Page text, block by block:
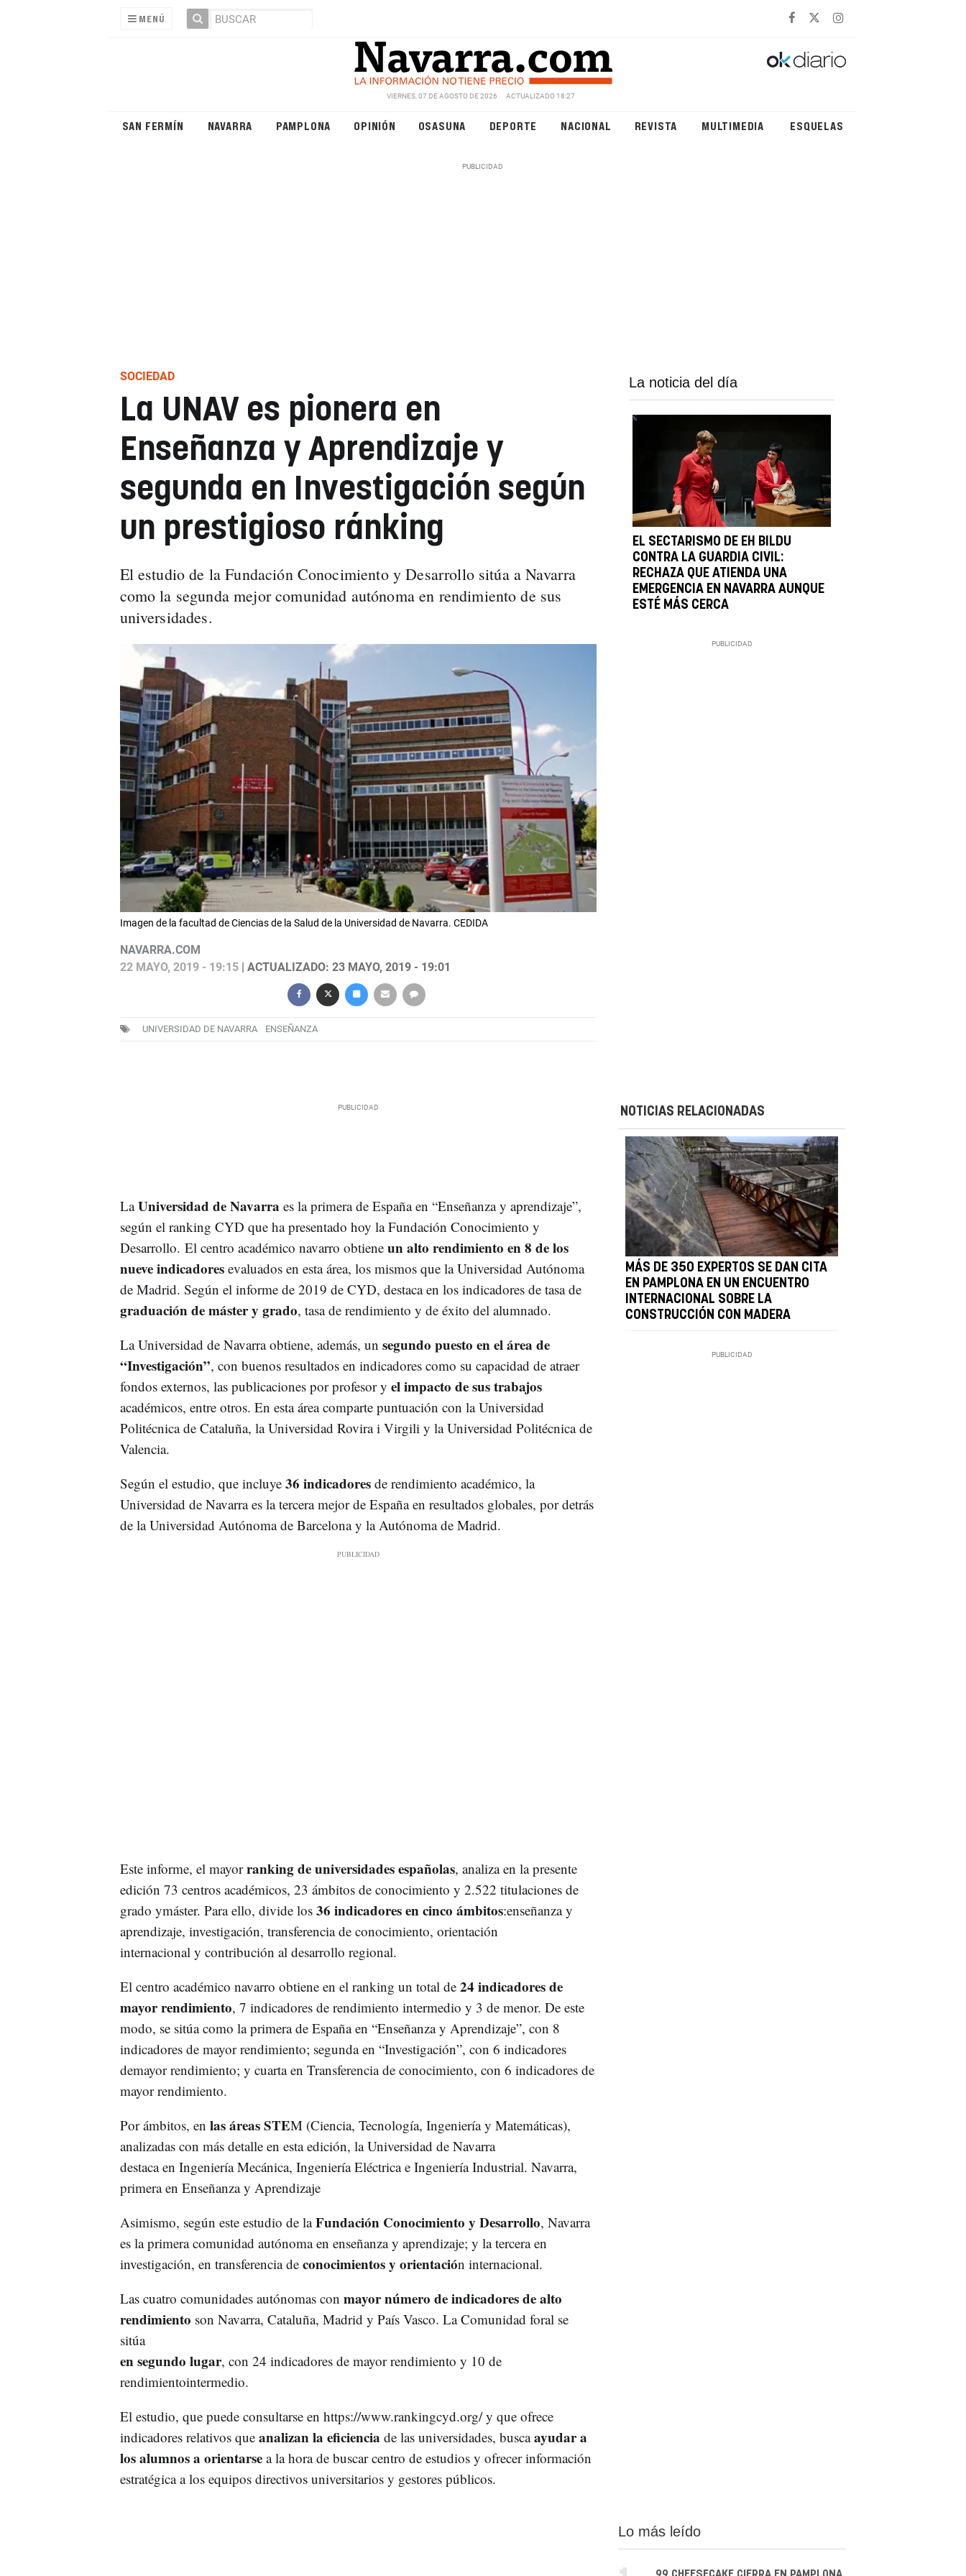
MENÚ
VIERNES, 07 DE AGOSTO DE 2026 ACTUALIZADO 18:27
SAN FERMÍN NAVARRA PAMPLONA OPINIÓN OSASUNA DEPORTE NACIONAL REVISTA MULTIMEDIA ESQUELAS
SOCIEDAD
La UNAV es pionera en
Enseñanza y Aprendizaje y
segunda en Investigación según
un prestigioso ránking
El estudio de la Fundación Conocimiento y Desarrollo sitúa a Navarra
como la segunda mejor comunidad autónoma en rendimiento de sus
universidades.
Imagen de la facultad de Ciencias de la Salud de la Universidad de Navarra. CEDIDA
NAVARRA.COM
22 MAYO, 2019 - 19:15| ACTUALIZADO: 23 MAYO, 2019 - 19:01
UNIVERSIDAD DE NAVARRA ENSEÑANZA
La noticia del día
EL SECTARISMO DE EH BILDU
CONTRA LA GUARDIA CIVIL:
RECHAZA QUE ATIENDA UNA
EMERGENCIA EN NAVARRA AUNQUE
ESTÉ MÁS CERCA
LaUniversidad de Navarra es la primera de España en “Enseñanza y aprendizaje”,
según el ranking CYD que ha presentado hoy la Fundación Conocimiento y
Desarrollo. El centro académico navarro obtieneun alto rendimiento en 8 de los
nueve indicadoresevaluados en esta área, los mismos que la Universidad Autónoma
de Madrid. Según el informe de 2019 de CYD, destaca en los indicadores de tasa de
graduación de máster y grado, tasa de rendimiento y de éxito del alumnado.
La Universidad de Navarra obtiene, además, un segundo puesto en el área de
“Investigación”, con buenos resultados en indicadores como su capacidad de atraer
fondos externos, las publicaciones por profesor y el impacto de sus trabajos
académicos, entre otros. En esta área comparte puntuación con la Universidad
Politécnica de Cataluña, la Universidad Rovira i Virgili y la Universidad Politécnica de
Valencia.
Según el estudio, que incluye 36 indicadores de rendimiento académico, la
Universidad de Navarra es la tercera mejor de España en resultados globales, por detrás
de la Universidad Autónoma de Barcelona y la Autónoma de Madrid.
Este informe, el mayorranking de universidades españolas, analiza en la presente
edición 73 centros académicos, 23 ámbitos de conocimiento y 2.522 titulaciones de
grado ymáster. Para ello, divide los36 indicadores en cinco ámbitos:enseñanza y
aprendizaje, investigación, transferencia de conocimiento, orientación
internacional y contribución al desarrollo regional.
El centro académico navarro obtiene en el ranking un total de 24 indicadores de
mayor rendimiento, 7 indicadores de rendimiento intermedio y 3 de menor. De este
modo, se sitúa como la primera de España en “Enseñanza y Aprendizaje”, con 8
indicadores de mayor rendimiento; segunda en “Investigación”, con 6 indicadores
demayor rendimiento; y cuarta en Transferencia de conocimiento, con 6 indicadores de
mayor rendimiento.
Por ámbitos, en las áreas STEM (Ciencia, Tecnología, Ingeniería y Matemáticas),
analizadas con más detalle en esta edición, la Universidad de Navarra
destaca en Ingeniería Mecánica, Ingeniería Eléctrica e Ingeniería Industrial. Navarra,
primera en Enseñanza y Aprendizaje
Asimismo, según este estudio de laFundación Conocimiento y Desarrollo, Navarra
es la primera comunidad autónoma en enseñanza y aprendizaje; y la tercera en
investigación, en transferencia de conocimientos y orientación internacional.
Las cuatro comunidades autónomas con mayor número de indicadores de alto
rendimiento son Navarra, Cataluña, Madrid y País Vasco. La Comunidad foral se
sitúa
en segundo lugar, con 24 indicadores de mayor rendimiento y 10 de
rendimientointermedio.
El estudio, que puede consultarse en https://www.rankingcyd.org/ y que ofrece
indicadores relativos que analizan la eficiencia de las universidades, buscaayudar a
los alumnos a orientarsea la hora de buscar centro de estudios y ofrecer información
estratégica a los equipos directivos universitarios y gestores públicos.
NOTICIAS RELACIONADAS
MÁS DE 350 EXPERTOS SE DAN CITA
EN PAMPLONA EN UN ENCUENTRO
INTERNACIONAL SOBRE LA
CONSTRUCCIÓN CON MADERA
Lo más leído